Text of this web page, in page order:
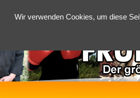
Wir verwenden Cookies, um diese